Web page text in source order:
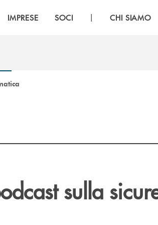
IMPRESE SOCI | CHI SIAMO
sulla